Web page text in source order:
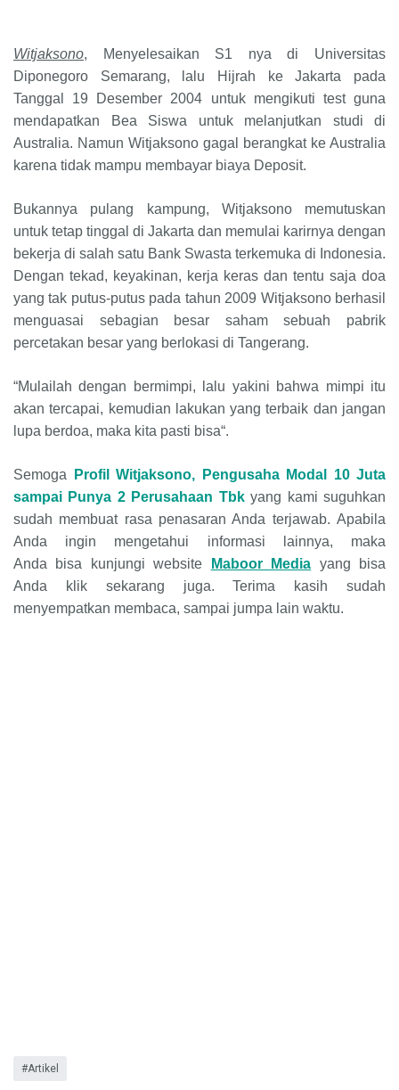
Witjaksono, Menyelesaikan S1 nya di Universitas
Diponegoro Semarang, lalu Hijrah ke Jakarta pada
Tanggal 19 Desember 2004 untuk mengikuti test guna
mendapatkan Bea Siswa untuk melanjutkan studi di
Australia. Namun Witjaksono gagal berangkat ke Australia
karena tidak mampu membayar biaya Deposit.
Bukannya pulang kampung, Witjaksono memutuskan
untuk tetap tinggal di Jakarta dan memulai karirnya dengan
bekerja di salah satu Bank Swasta terkemuka di Indonesia.
Dengan tekad, keyakinan, kerja keras dan tentu saja doa
yang tak putus-putus pada tahun 2009 Witjaksono berhasil
menguasai sebagian besar saham sebuah pabrik
percetakan besar yang berlokasi di Tangerang.
“Mulailah dengan bermimpi, lalu yakini bahwa mimpi itu
akan tercapai, kemudian lakukan yang terbaik dan jangan
lupa berdoa, maka kita pasti bisa“.
Semoga
Profil Witjaksono, Pengusaha Modal 10 Juta
sampai Punya 2 Perusahaan Tbk yang kami suguhkan
sudah membuat rasa penasaran Anda terjawab. Apabila
Anda ingin mengetahui informasi lainnya, maka
Anda bisa kunjungi website
Maboor Media yang bisa
Anda klik sekarang juga. Terima kasih sudah
menyempatkan membaca, sampai jumpa lain waktu.
Artikel